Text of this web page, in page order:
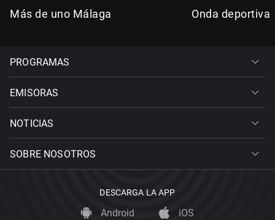
Más de uno Málaga Onda deportiva
PROGRAMAS
EMISORAS
NOTICIAS
SOBRE NOSOTROS
DESCARGA LA APP
Android iOS